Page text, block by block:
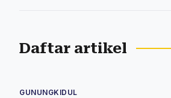
Daftar artikel
GUNUNGKIDUL